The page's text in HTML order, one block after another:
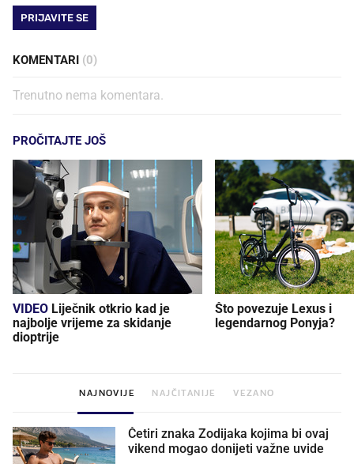
PRIJAVITE SE
KOMENTARI (0)
Trenutno nema komentara.
PROČITAJTE JOŠ
VIDEO
najbolje vrijeme za skidanje
dioptrije
Što povezuje Lexus i
legendarnog Ponyja?
NAJNOVIJE NAJČITANIJE VEZANO
Četiri znaka Zodijaka kojima bi ovaj
vikend mogao donijeti važne uvide